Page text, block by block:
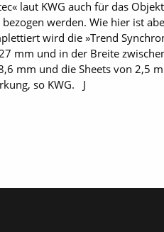
laut KWG auch für das
werden. Wie hier ist
wird die »Trend
mm und in der Breite
mm und die Sheets von 2,5
so KWG. J